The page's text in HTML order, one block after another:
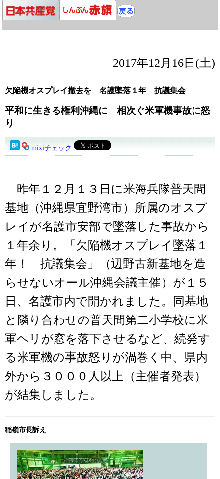
2017年12月16日(土)
欠陥機オスプレイ撤去を 名護墜落１年 抗議集会
平和に生きる権利沖縄に 相次ぐ米軍機事故に怒
り
mixiチェック
昨年１２月１３日に米海兵隊普天間
基地（沖縄県宜野湾市）所属のオスプ
レイが名護市安部で墜落した事故から
１年余り。「欠陥機オスプレイ墜落１
年！ 抗議集会」（辺野古新基地を造
らせないオール沖縄会議主催）が１５
日、名護市内で開かれました。同基地
と隣り合わせの普天間第二小学校に米
軍ヘリが窓を落下させるなど、続発す
る米軍機の事故怒りが渦巻く中、県内
外から３０００人以上（主催者発表）
が結集しました。
稲嶺市長訴え